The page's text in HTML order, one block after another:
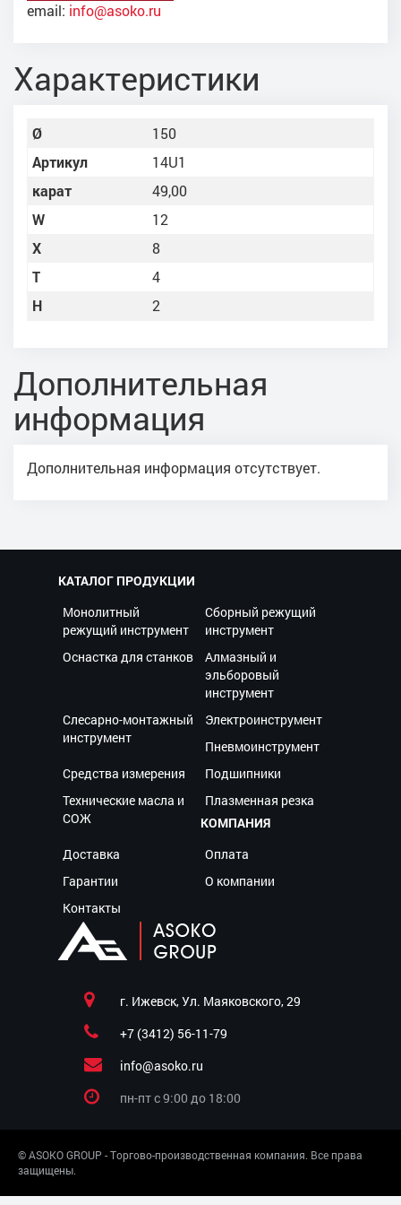
email: info@asoko.ru
Характеристики
Ø
150
Артикул
14U1
карат
49,00
W
12
X
8
Т
4
Н
2
Дополнительная
информация
Дополнительная информация отсутствует.
КАТАЛОГ ПРОДУКЦИИ
Монолитный
режущий инструмент
Сборный режущий
инструмент
Оснастка для станков
Алмазный и
эльборовый
инструмент
Слесарно-монтажный
инструмент
Электроинструмент
Пневмоинструмент
Средства измерения
Подшипники
Технические масла и
СОЖ
Плазменная резка
КОМПАНИЯ
Доставка
Оплата
Гарантии
О компании
Контакты
г. Ижевск, Ул. Маяковского, 29
+7 (3412) 56-11-79
info@asoko.ru
пн-пт c 9:00 до 18:00
© ASOKO GROUP - Торгово-производственная компания. Все права
защищены.